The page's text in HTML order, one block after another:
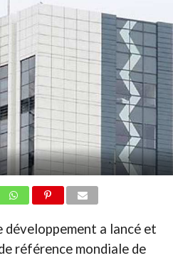
développement a lancé et
référence mondiale de